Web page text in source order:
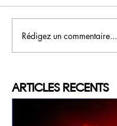
Rédigez un commentaire...
ARTICLES RECENTS